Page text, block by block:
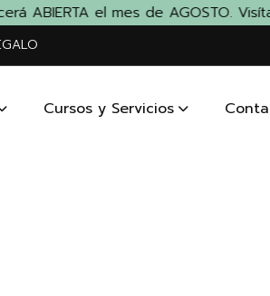
ABIERTA el mes de AGOSTO.
Cursos y Servicios